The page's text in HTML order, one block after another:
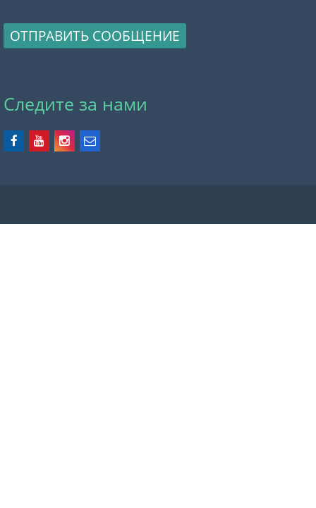
ОТПРАВИТЬ СООБЩЕНИЕ
Следите за нами